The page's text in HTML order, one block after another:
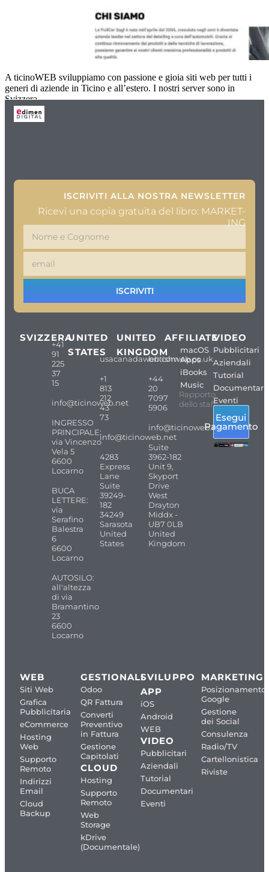
A ticinoWEB sviluppiamo con passione e gioia siti web per tutti i
generi di aziende in Ticino e all’estero. I nostri server sono in
Svizzera
ISCRIVITI ALLA NOSTRA NEWSLETTER
Ricevi una copia gratuita del libro: MARKET-
ING
ISCRIVITI
SVIZZERA
+41
91
225
37
15
info@ticinoweb.net
INGRESSO
PRINCIPALE:
via Vincenzo
Vela 5
6600
Locarno
BUCA
LETTERE:
via
Serafino
Balestra
6
6600
Locarno
AUTOSILO:
all'altezza
di via
Bramantino
23
6600
Locarno
UNITED
STATES
usacanadaweb.com
+1
813
212
43
73
info@ticinoweb.net
4283
Express
Lane
Suite
39249-
182
34249
Sarasota
United
States
UNITED
KINGDOM
britishweb.co.uk
+44
20
7097
5906
info@ticinoweb.net
Suite
3962-182
Unit 9,
Skyport
Drive
West
Drayton
Middx -
UB7 0LB
United
Kingdom
AFFILIATE
macOS
Apps
iBooks
Music
Rapporto
dello staff
VIDEO
Pubblicitari
Aziendali
Tutorial
Documentari
Eventi
Esegui
Pagamento
WEB
Siti Web
Grafica
Pubblicitaria
eCommerce
Hosting
Web
Supporto
Remoto
Indirizzi
Email
Cloud
Backup
GESTIONALI
Odoo
QR Fattura
Converti
Preventivo
in Fattura
Gestione
Capitolati
CLOUD
Hosting
Supporto
Remoto
Web
Storage
kDrive
(Documentale)
SVILUPPO
APP
iOS
Android
WEB
VIDEO
Pubblicitari
Aziendali
Tutorial
Documentari
Eventi
MARKETING
Posizionamento
Google
Gestione
dei Social
Consulenza
Radio/TV
Cartellonistica
Riviste